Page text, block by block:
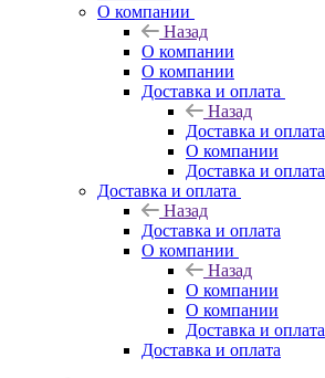
О компании
Назад
О компании
О компании
Доставка и оплата
Назад
Доставка и оплата
О компании
Доставка и оплата
Доставка и оплата
Назад
Доставка и оплата
О компании
Назад
О компании
О компании
Доставка и оплата
Доставка и оплата